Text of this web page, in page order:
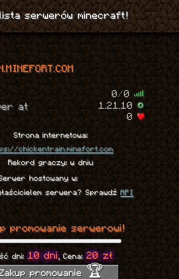
serwerów minecraft!
at
0/ 0
1.21.10
0
Strona internetowa:
chickentrain.minefort.com
Rekord graczy:w dniu
hostowany w:
serwera? Sprawdź API
promowanie serwerowi!
dni: 10 dni , Cena: 20 zł
promowanie 🏆